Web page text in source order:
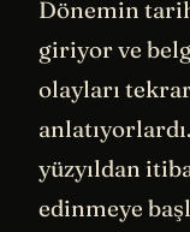
Dönemin
giriyor ve
olayları
yüzyıldan
edinmeye